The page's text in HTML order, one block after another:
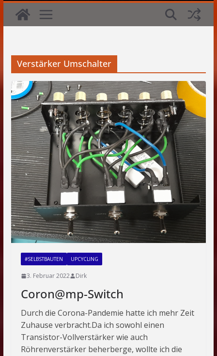
Verstärker Umschalter
#SELBSTBAUTEN UPCYCLING
3. Februar 2022 Dirk
Coron@mp-Switch
Durch die Corona-Pandemie hatte ich mehr Zeit
Zuhause verbracht.Da ich sowohl einen
Transistor-Vollverstärker wie auch
Röhrenverstärker beherberge, wollte ich die